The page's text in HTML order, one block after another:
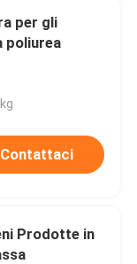
per gli
poliurea
Contattaci
Prodotte in